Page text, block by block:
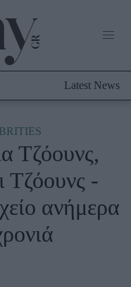
Latest News
Τζόουνς,
Τζόουνς -
ανήμερα